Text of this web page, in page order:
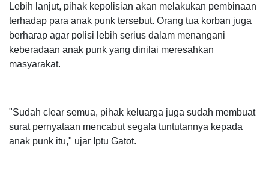
Lebih lanjut, pihak kepolisian akan melakukan pembinaan
terhadap para anak punk tersebut. Orang tua korban juga
berharap agar polisi lebih serius dalam menangani
keberadaan anak punk yang dinilai meresahkan
masyarakat.
"Sudah clear semua, pihak keluarga juga sudah membuat
surat pernyataan mencabut segala tuntutannya kepada
anak punk itu," ujar Iptu Gatot.